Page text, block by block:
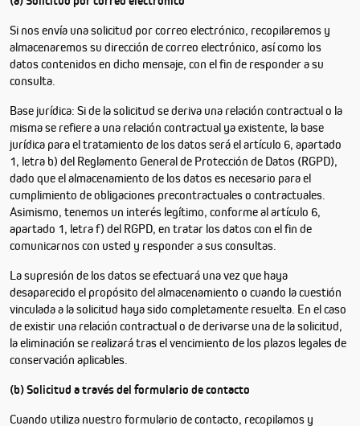
Si nos envía una solicitud por correo electrónico, recopilaremos y
almacenaremos su dirección de correo electrónico, así como los
datos contenidos en dicho mensaje, con el fin de responder a su
consulta.
Base jurídica: Si de la solicitud se deriva una relación contractual o la
misma se refiere a una relación contractual ya existente, la base
jurídica para el tratamiento de los datos será el artículo 6, apartado
1, letra b) del Reglamento General de Protección de Datos (RGPD),
dado que el almacenamiento de los datos es necesario para el
cumplimiento de obligaciones precontractuales o contractuales.
Asimismo, tenemos un interés legítimo, conforme al artículo 6,
apartado 1, letra f) del RGPD, en tratar los datos con el fin de
comunicarnos con usted y responder a sus consultas.
La supresión de los datos se efectuará una vez que haya
desaparecido el propósito del almacenamiento o cuando la cuestión
vinculada a la solicitud haya sido completamente resuelta. En el caso
de existir una relación contractual o de derivarse una de la solicitud,
la eliminación se realizará tras el vencimiento de los plazos legales de
conservación aplicables.
(b) Solicitud a través del formulario de contacto
Cuando utiliza nuestro formulario de contacto, recopilamos y